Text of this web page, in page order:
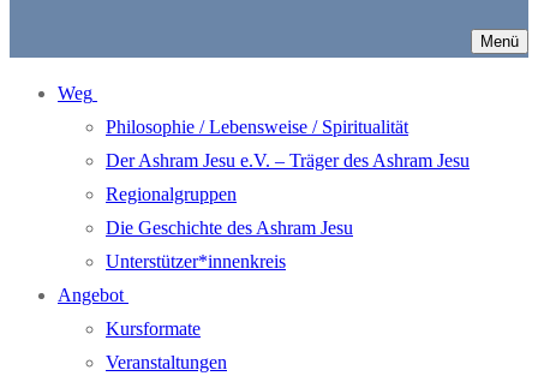
Menü
Weg
Philosophie / Lebensweise / Spiritualität
Der Ashram Jesu e.V. – Träger des Ashram Jesu
Regionalgruppen
Die Geschichte des Ashram Jesu
Unterstützer*innenkreis
Angebot
Kursformate
Veranstaltungen